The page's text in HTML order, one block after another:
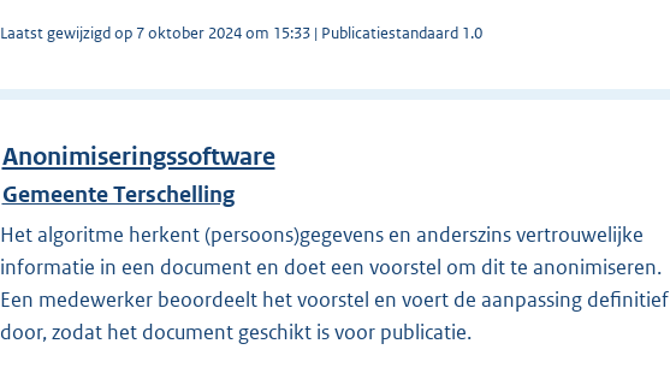
Laatst gewijzigd op 7 oktober 2024 om 15:33 | Publicatiestandaard 1.0
Anonimiseringssoftware
Gemeente Terschelling
Het algoritme herkent (persoons)gegevens en anderszins vertrouwelijke
informatie in een document en doet een voorstel om dit te anonimiseren.
Een medewerker beoordeelt het voorstel en voert de aanpassing definitief
door, zodat het document geschikt is voor publicatie.